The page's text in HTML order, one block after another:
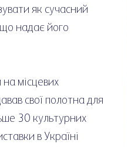
як сучасний
що надає його
місцевих
свої полотна для
30 культурних
в Україні